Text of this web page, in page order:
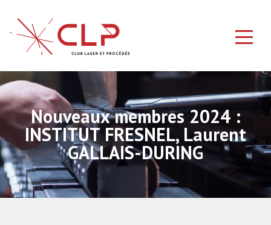
Nouveaux membres 2024 :
INSTITUT FRESNEL, Laurent
GALLAIS-DURING